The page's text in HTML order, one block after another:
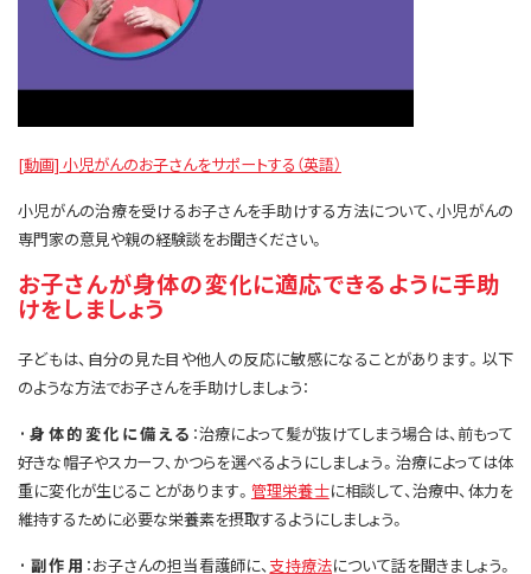
[動画] 小児がんのお子さんをサポートする（英語）
小児がんの治療を受けるお子さんを手助けする方法について、小児がんの
専門家の意見や親の経験談をお聞きください。
お子さんが身体の変化に適応できるように手助
けをしましょう
子どもは、自分の見た目や他人の反応に敏感になることがあります。以下
のような方法でお子さんを手助けしましょう：
·身体的変化に備える ：治療によって髪が抜けてしまう場合は、前もって
好きな帽子やスカーフ、かつらを選べるようにしましょう。治療によっては体
重に変化が生じることがあります。 管理栄養士に相談して、治療中、体力を
維持するために必要な栄養素を摂取するようにしましょう。
·副作用 ：お子さんの担当看護師に、 支持療法について話を聞きましょう。